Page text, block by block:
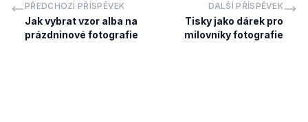
PŘEDCHOZÍ PŘÍSPĚVEK
Jak vybrat vzor alba na
prázdninové fotografie
DALŠÍ PŘÍSPĚVEK
Tisky jako dárek pro
milovníky fotografie